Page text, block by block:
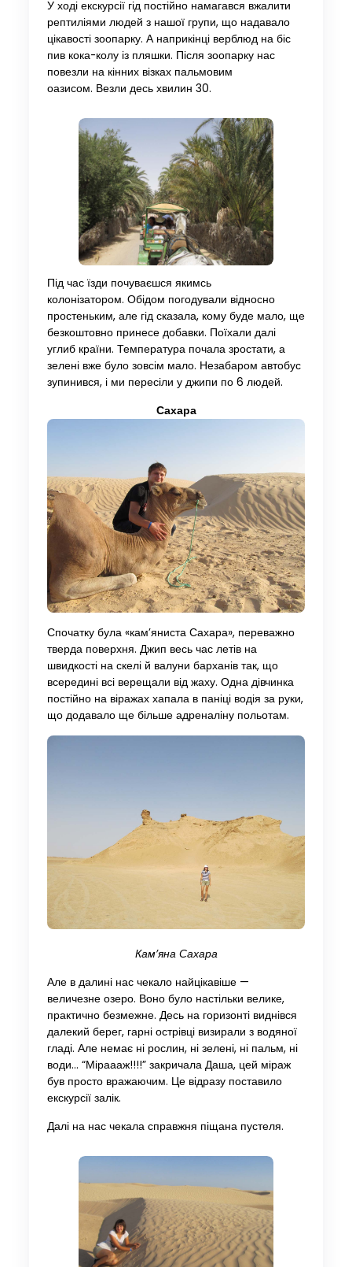
У ході екскурсії гід постійно намагався вжалити
рептиліями людей з нашої групи, що надавало
цікавості зоопарку. А наприкінці верблюд на біс
пив кока-колу із пляшки. Після зоопарку нас
повезли на кінних візках пальмовим
оазисом. Везли десь хвилин 30.
Під час їзди почуваєшся якимсь
колонізатором. Обідом погодували відносно
простеньким, але гід сказала, кому буде мало, ще
безкоштовно принесе добавки. Поїхали далі
углиб країни. Температура почала зростати, а
зелені вже було зовсім мало. Незабаром автобус
зупинився, і ми пересіли у джипи по 6 людей.
Сахара
Спочатку була «кам’яниста Сахара», переважно
тверда поверхня. Джип весь час летів на
швидкості на скелі й валуни барханів так, що
всередині всі верещали від жаху. Одна дівчинка
постійно на віражах хапала в паніці водія за руки,
що додавало ще більше адреналіну польотам.
Кам’яна Сахара
Але в далині нас чекало найцікавіше —
величезне озеро. Воно було настільки велике,
практично безмежне. Десь на горизонті виднівся
далекий берег, гарні острівці визирали з водяної
гладі. Але немає ні рослин, ні зелені, ні пальм, ні
води… “Міраааж!!!!” закричала Даша, цей міраж
був просто вражаючим. Це відразу поставило
екскурсії залік.
Далі на нас чекала справжня піщана пустеля.